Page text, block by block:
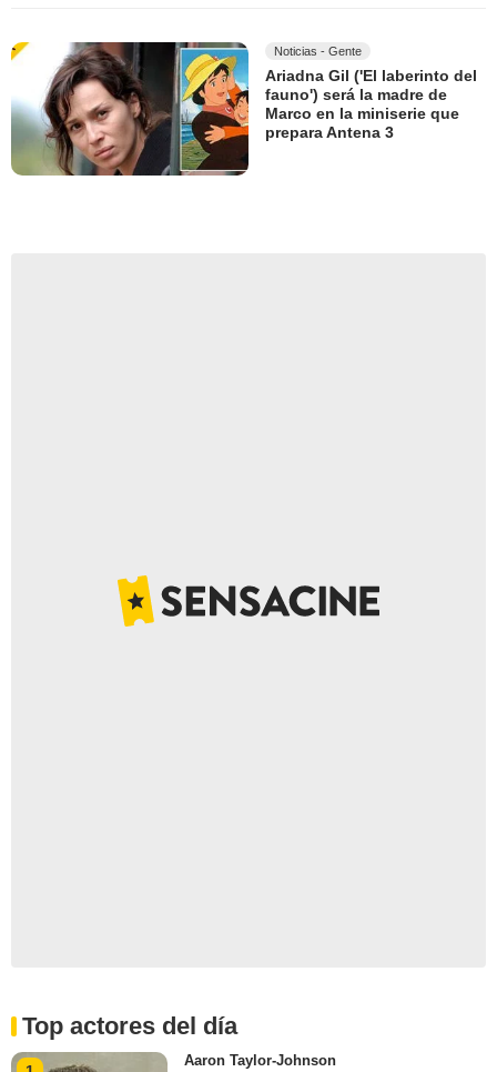
Noticias - Gente
Ariadna Gil ('El laberinto del
fauno') será la madre de
Marco en la miniserie que
prepara Antena 3
Top actores del día
Aaron Taylor-Johnson